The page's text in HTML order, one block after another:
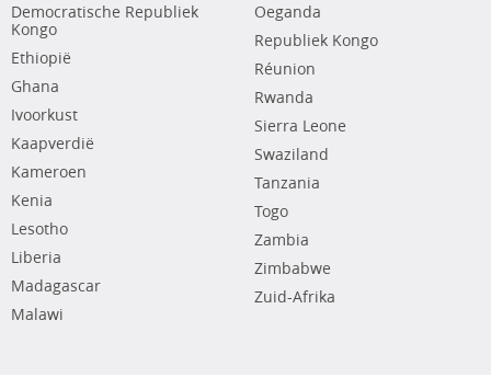
Democratische Republiek
Kongo
Ethiopië
Ghana
Ivoorkust
Kaapverdië
Kameroen
Kenia
Lesotho
Liberia
Madagascar
Malawi
Oeganda
Republiek Kongo
Réunion
Rwanda
Sierra Leone
Swaziland
Tanzania
Togo
Zambia
Zimbabwe
Zuid-Afrika